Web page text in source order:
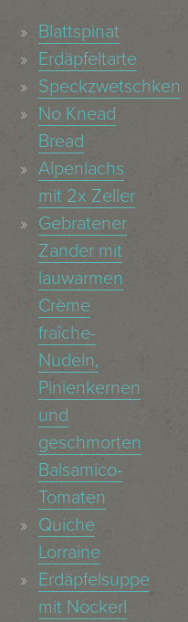
Blattspinat
Erdäpfeltarte
Speckzwetschken
No Knead
Bread
Alpenlachs
mit 2x Zeller
Gebratener
Zander mit
lauwarmen
Crème
fraîche-
Nudeln,
Pinienkernen
und
geschmorten
Balsamico-
Tomaten
Quiche
Lorraine
Erdäpfelsuppe
mit Nockerl